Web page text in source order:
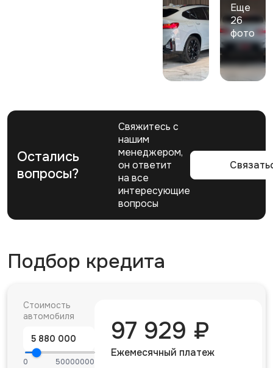
Еще
26
фото
Остались
вопросы?
Свяжитесь с
нашим
менеджером,
он ответит
на все
интересующие
вопросы
Подбор кредита
Стоимость
автомобиля
0 50000000
97 929 ₽
Ежемесячный платеж